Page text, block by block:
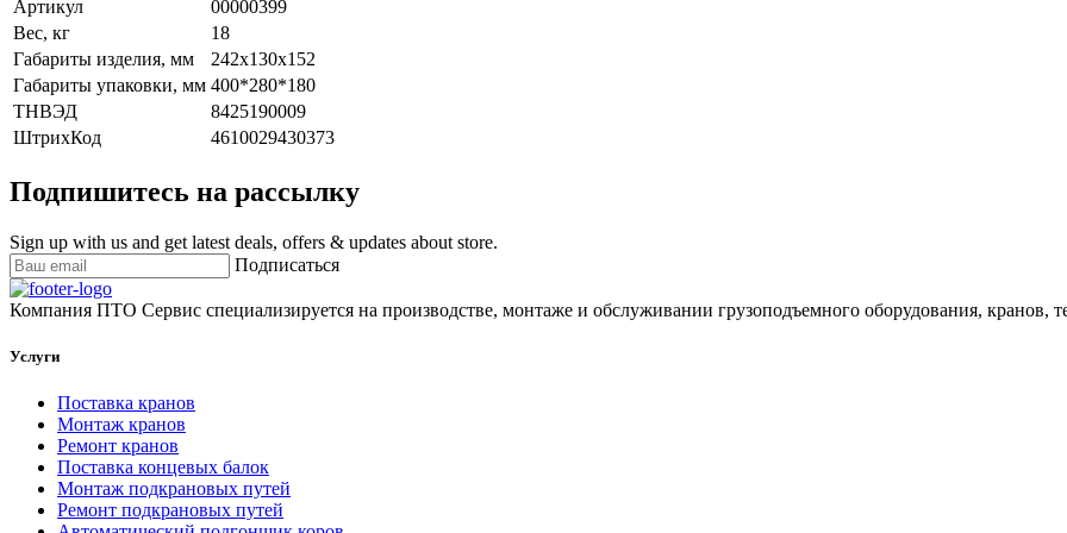
Артикул
00000399
Вес, кг
18
Габариты изделия, мм
242х130х152
Габариты упаковки, мм 400*280*180
ТНВЭД
8425190009
ШтрихКод
4610029430373
Подпишитесь на рассылку
Sign up with us and get latest deals, offers & updates about store.
Подписаться
Компания ПТО Сервис специализируется на производстве, монтаже и обслуживании грузоподъемного оборудования, кранов,
Услуги
Поставка кранов
Монтаж кранов
Ремонт кранов
Поставка концевых балок
Монтаж подкрановых путей
Ремонт подкрановых путей